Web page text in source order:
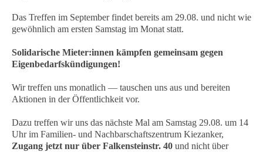
Das Treffen im September findet bereits am 29.08. und nicht wie
gewöhnlich am ersten Samstag im Monat statt.
Solidarische Mieter:innen kämpfen gemeinsam gegen
Eigenbedarfskündigungen!
Wir treffen uns monatlich — tauschen uns aus und bereiten
Aktionen in der Öffentlichkeit vor.
Dazu treffen wir uns das nächste Mal am Samstag 29.08. um 14
Uhr im Familien- und Nachbarschaftszentrum Kiezanker,
Zugang jetzt nur über Falkensteinstr. 40 und nicht über